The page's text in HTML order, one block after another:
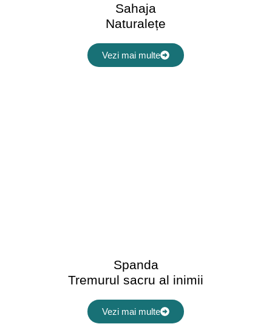
Spanda
Tremurul sacru al inimii
Vezi mai multe
Sahaja
Naturalețe
Vezi mai multe